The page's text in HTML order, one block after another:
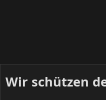
Wir schützen